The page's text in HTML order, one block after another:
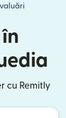
(se
cu Remitly